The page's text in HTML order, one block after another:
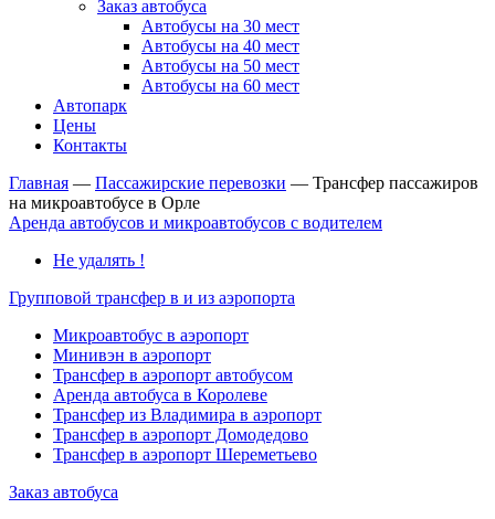
Заказ автобуса
Автобусы на 30 мест
Автобусы на 40 мест
Автобусы на 50 мест
Автобусы на 60 мест
Автопарк
Цены
Контакты
Главная — Пассажирские перевозки — Трансфер пассажиров
на микроавтобусе в Орле
Аренда автобусов и микроавтобусов с водителем
Не удалять !
Групповой трансфер в и из аэропорта
Микроавтобус в аэропорт
Минивэн в аэропорт
Трансфер в аэропорт автобусом
Аренда автобуса в Королеве
Трансфер из Владимира в аэропорт
Трансфер в аэропорт Домодедово
Трансфер в аэропорт Шереметьево
Заказ автобуса